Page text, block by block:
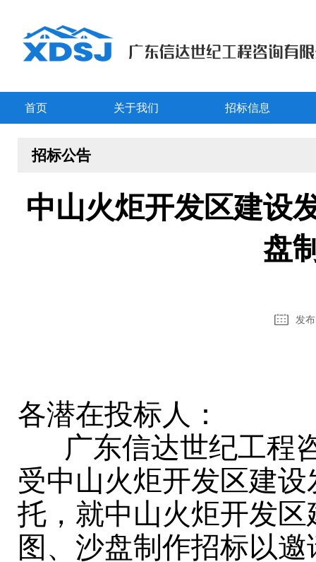
首页 关于我们 招标信息
招标公告
中山火炬开发区建设
盘
发
各潜在投标人：
广东信达世纪工程
受中山火炬开发区建
托，就中山火炬开发
图、沙盘制作招标以